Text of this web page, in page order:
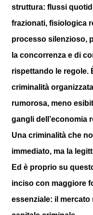
struttura: flussi
frazionati, fisiologica
processo silenzioso,
la concorrenza e di
rispettando le regole.
criminalità
rumorosa, meno
gangli dell’economia
Una criminalità che
immediato, ma la
Ed è proprio su
inciso con maggiore
essenziale: il